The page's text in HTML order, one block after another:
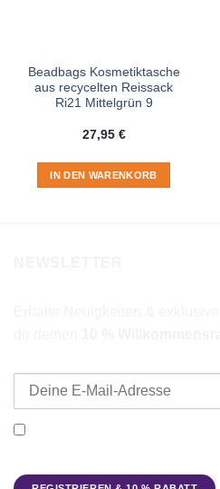
Beadbags Kosmetiktasche
aus recycelten Reissack
Ri21 Mittelgrün 9
27,95 €
IN DEN WARENKORB